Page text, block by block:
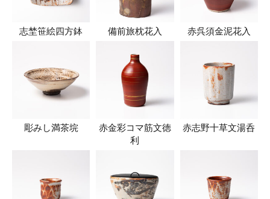
志埜笹絵四方鉢 備前旅枕花入 赤呉須金泥花入
彫みし満茶垸
赤金彩コマ筋文徳
利
赤志野十草文湯呑